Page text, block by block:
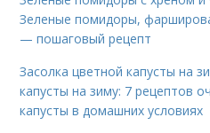
Зеленые помидоры,
— пошаговый рецепт
Засолка цветной капусты на
капусты на зиму: 7 рецептов
капусты в домашних условиях